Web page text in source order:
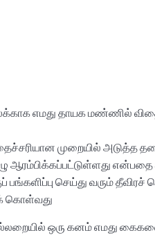
எமது தாயக மண்ணில்
முறையில் அடுத்த
ஆரம்பிக்கப்பட்டுள்ளது என்பதை
செய்து வரும் தீவிரச்
கொள்வது
ஒரு கனம் எமது